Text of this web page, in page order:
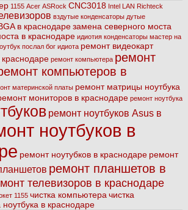
1155 Acer ASRock CNC3018 Intel LAN Richteck
вздутые конденсаторы дутые
в краснодарезамена северного моста
в краснодаре идиотия конденсаторы мастер на
послал бог идиота ремонт видеокарт
ремонт компьютера ремонт
компьютеров в
материнской платы ремонт матрицы ноутбука
мониторов в краснодаре ремонт ноутбука
ремонт ноутбуков Asus в
ноутбуков в
ремонт ноутубков в краснодаре ремонт
ремонт планшетов в
телевизоров в краснодаре
1155 чистка компьютера чистка
ноутбука в краснодаре